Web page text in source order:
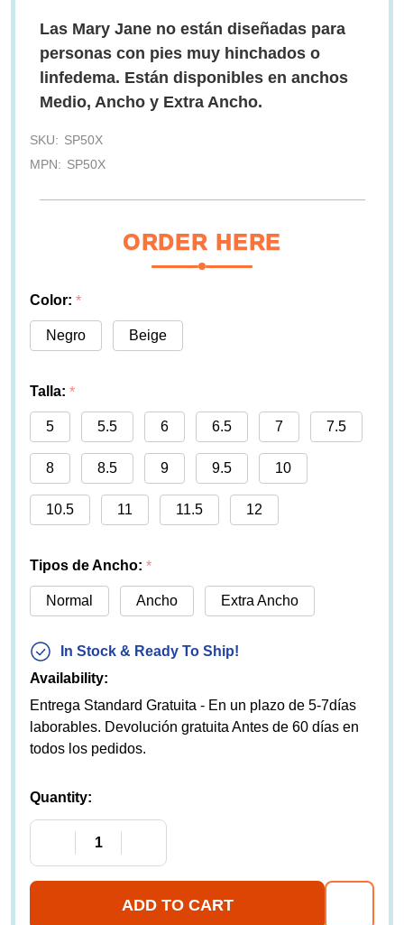
Las Mary Jane no están diseñadas para
personas con pies muy hinchados o
linfedema. Están disponibles en anchos
Medio, Ancho y Extra Ancho.
SKU: SP50X
MPN: SP50X
ORDER HERE
Color: *
Negro Beige
Talla: *
5 5.5 6 6.5 7 7.5
8 8.5 9 9.5 10
10.5 11 11.5 12
Tipos de Ancho: *
Normal Ancho Extra Ancho
In Stock & Ready To Ship!
Availability:
Entrega Standard Gratuita - En un plazo de 5-7días
laborables. Devolución gratuita Antes de 60 días en
todos los pedidos.
Quantity:
DECREASE QUANTITY OF PEDORS MARY JANE
ADD TO CART